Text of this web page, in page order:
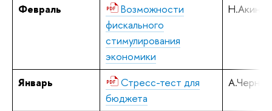
Февраль
Возможности
фискального
стимулирования
экономики
Январь
Стресс-тест для
бюджета